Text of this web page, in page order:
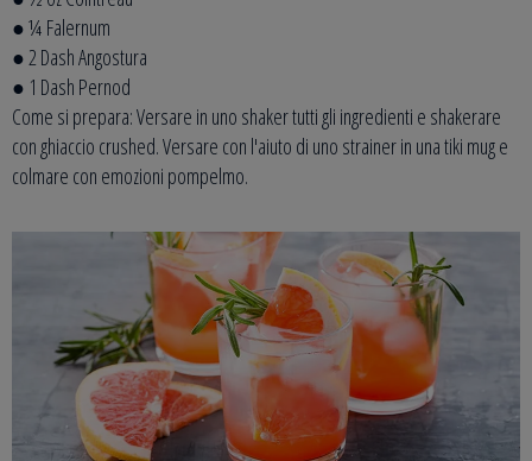
● ¼ Falernum
● 2 Dash Angostura
● 1 Dash Pernod
Come si prepara: Versare in uno shaker tutti gli ingredienti e shakerare
con ghiaccio crushed. Versare con l'aiuto di uno strainer in una tiki mug e
colmare con emozioni pompelmo.